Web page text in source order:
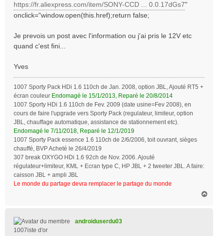
https://fr.aliexpress.com/item/SONY-CCD ... 0.0.17dGs7"
onclick="window.open(this.href);return false;
Je prevois un post avec l'information ou j'ai pris le 12V etc
quand c'est fini...
Yves
1007 Sporty Pack HDi 1.6 110ch de Jan. 2008, option JBL, Ajouté RT5 +
écran couleur Endomagé le 15/1/2013, Reparé le 20/8/2014
1007 Sporty HDi 1.6 110ch de Fev. 2009 (date usine=Fev 2008), en
cours de faire l'upgrade vers Sporty Pack (regulateur, limiteur, option
JBL, chauffage automatique, assistance de stationnement etc).
Endomagé le 7/11/2018, Reparé le 12/1/2019
1007 Sporty Pack essence 1.6 110ch de 2/6/2006, toit ouvrant, sièges
chauffé, BVP Acheté le 26/4/2019
307 break OXYGO HDi 1.6 92ch de Nov. 2006. Ajouté
régulateur+limiteur, KML + Ecran type C, HP JBL + 2 tweeter JBL. A faire:
caisson JBL + ampli JBL
Le monde du partage devra remplacer le partage du monde
androiduserdu03
1007iste d'or